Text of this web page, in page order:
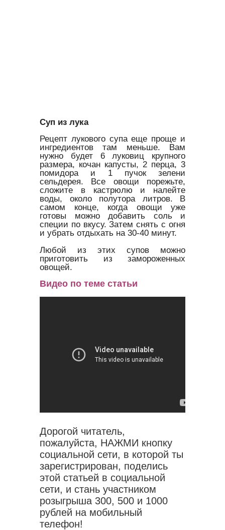
Суп из лука
Рецепт лукового супа еще проще и
ингредиентов там меньше. Вам
нужно будет 6 луковиц крупного
размера, кочан капусты, 2 перца, 3
помидора и 1 пучок зелени
сельдерея. Все овощи порежьте,
сложите в кастрюлю и налейте
воды, около полутора литров. В
самом конце, когда овощи уже
готовы можно добавить соль и
специи по вкусу. Затем снять с огня
и убрать отдыхать на 30-40 минут.
Любой из этих супов можно
приготовить из замороженных
овощей.
Видео по теме статьи
Дорогой читатель,
пожалуйста, НАЖМИ кнопку
социальной сети, в которой ты
зарегистрирован, поделись
этой статьей в социальной
сети, и стань участником
розыгрыша 300, 500 и 1000
рублей на мобильный
телефон!